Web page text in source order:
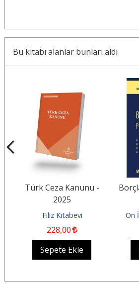
Bu kitabı alanlar bunları aldı
Türk Ceza Kanunu -
2025
Filiz Kitabevi
228,00
Sepete Ekle
On